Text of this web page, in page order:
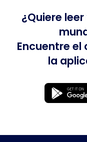
¿Quiere
Encuentre
la